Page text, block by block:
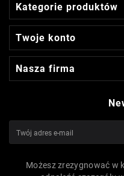
Kategorie produktów
Twoje konto
Nasza firma
Możesz zrezygnować w